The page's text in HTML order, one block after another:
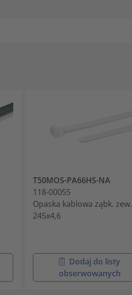
T50MOS-PA66HS-NA
118-00055
Opaska kablowa ząbk. zew.
245x4,6
Dodaj do listy
obserwowanych